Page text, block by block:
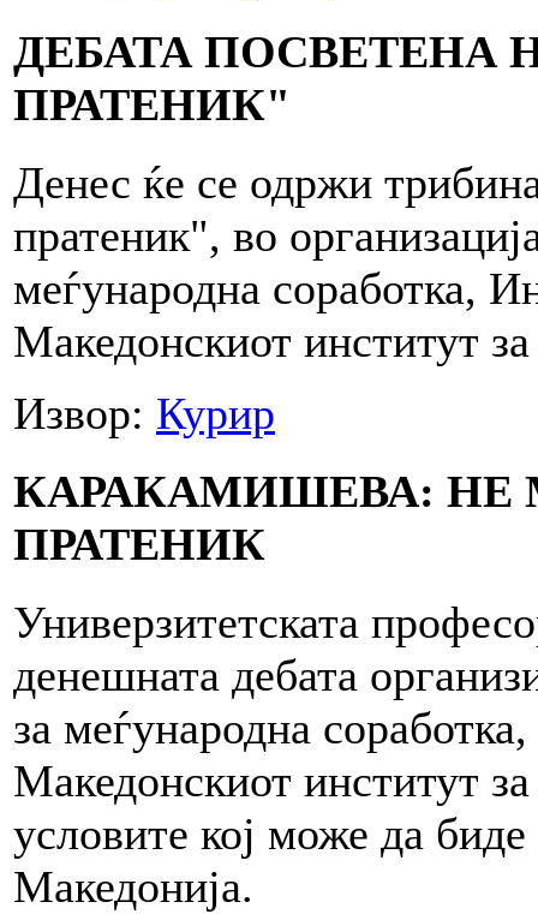
ДЕБАТА ПОСВЕТЕНА
ПРАТЕНИК"
Денес ќе се одржи
пратеник", во
меѓународна соработка,
Македонскиот институт
Извор: Курир
КАРАКАМИШЕВА: НЕ
ПРАТЕНИК
Универзитетската
денешната дебата
за меѓународна
Македонскиот институт
условите кој може да
Македонија.